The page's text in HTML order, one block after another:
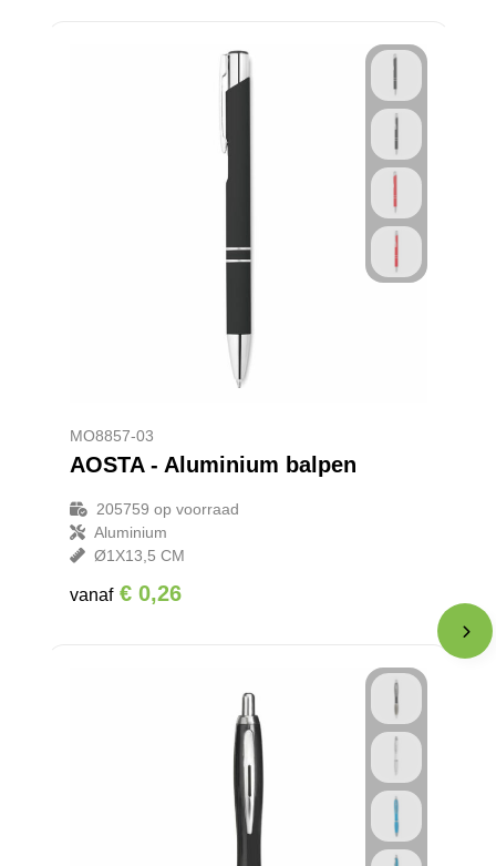
MO8857-03
AOSTA - Aluminium balpen
205759 op voorraad
Aluminium
Ø1X13,5 CM
vanaf € 0,26